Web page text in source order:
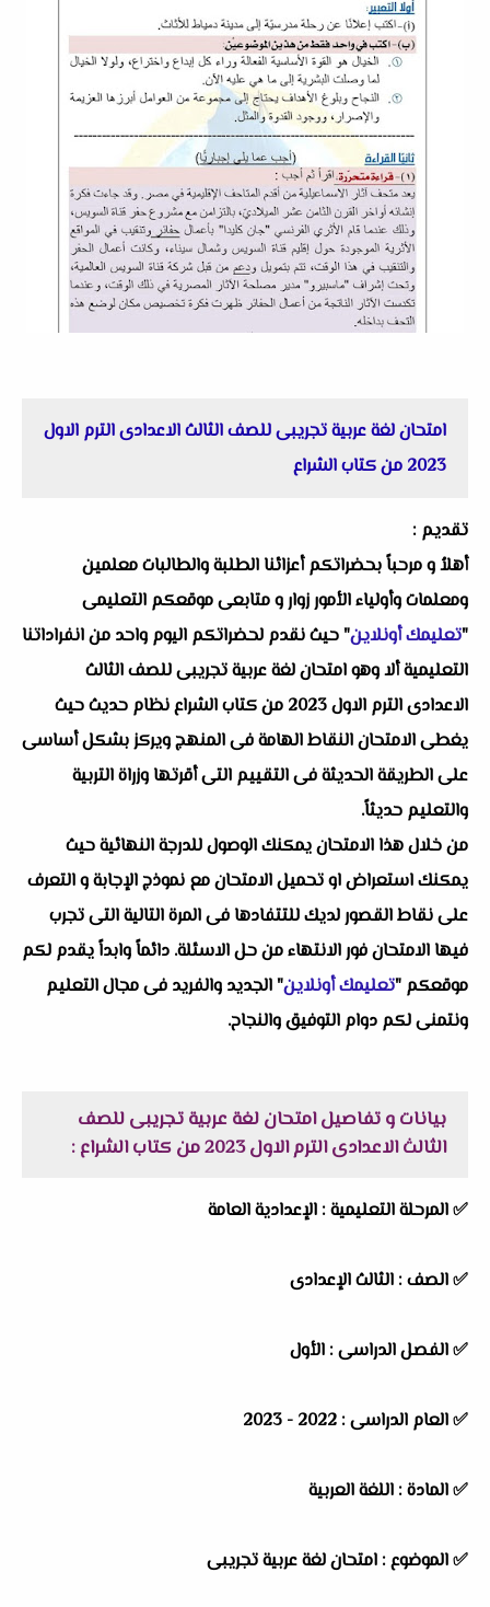
امتحان لغة عربية تجريبى للصف الثالث الاعدادى الترم الاول
2023 من كتاب الشراع
تقديم :
أهلاُ و مرحباً بحضراتكم أعزائنا الطلبة والطالبات معلمين
ومعلمات وأولياء الأمور زوار و متابعى موقعكم التعليمى
"تعليمك أونلاين" حيث نقدم لحضراتكم اليوم واحد من انفراداتنا
التعليمية ألا وهوامتحان لغة عربية تجريبى للصف الثالث
الاعدادى الترم الاول 2023 من كتاب الشراع
نظام حديث حيث
يغطى الامتحان النقاط الهامة فى المنهج ويركز بشكل أساسى
على الطريقة الحديثة فى التقييم التى أقرتها وزراة التربية
والتعليم حديثاً.
من خلال هذا الامتحان يمكنك الوصول للدرجة النهائية حيث
يمكنك استعراض او تحميل الامتحان مع نموذج الإجابة و التعرف
على نقاط القصور لديك للتتفادها فى المرة التالية التى تجرب
فيها الامتحان فور الانتهاء من حل الاسئلة. دائماً وابداً يقدم لكم
موقعكم "تعليمك أونلاين" الجديد والفريد فى مجال التعليم
ونتمنى لكم دوام التوفيق والنجاح.
بيانات و تفاصيل امتحان لغة عربية تجريبى للصف
الثالث الاعدادى الترم الاول 2023 من كتاب الشراع :
✅المرحلة التعليمية : الإعدادية العامة
✅الصف : الثالث الإعدادى
✅الفصل الدراسى : الأول
✅العام الدراسى :
✅المادة : اللغة العربية
✅الموضوع : امتحان لغة عربية تجريبى